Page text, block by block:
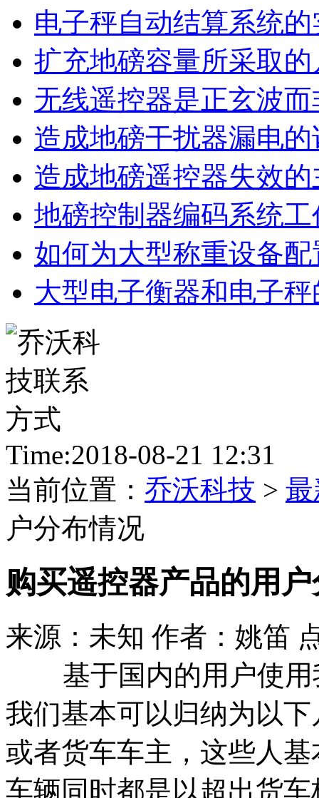
电子秤自动结算系统
扩充地磅容量所采取
无线遥控器是正玄波
造成地磅干扰器漏电
造成地磅遥控器失效
地磅控制器编码系统
如何为大型称重设备
大型电子衡器和电子
Time:2018-08-21 12:31
当前位置： 乔沃科技 >
户分布情况
购买遥控器产品的用
来源：未知 作者：姚笛
基于国内的用户使用
我们基本可以归纳为以
或者货车车主，这些人
车辆同时都是以超出货